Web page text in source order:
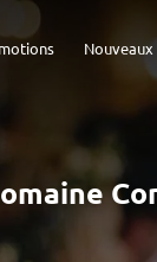
Nouveaux